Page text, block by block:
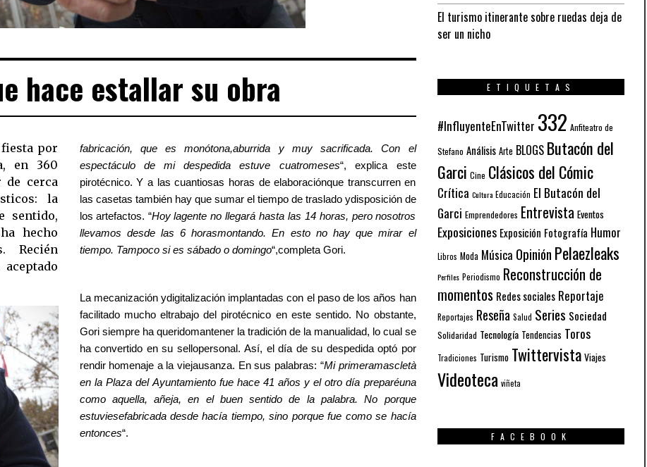
hace estallar su obra
fiesta por
en 360
de cerca
la
sentido,
hecho
Recién
fabricación, que es monótona,aburrida y muy sacrificada. Con el
espectáculo de mi despedida estuve cuatromeses“, explica este
pirotécnico. Y a las cuantiosas horas de elaboraciónque transcurren en
las casetas también hay que sumar el tiempo de traslado ydisposición de
los artefactos. “Hoy lagente no llegará hasta las 14 horas, pero nosotros
llevamos desde las 6 horasmontando. En esto no hay que mirar el
tiempo. Tampoco si es sábado o domingo“,completa Gori.
La mecanización ydigitalización implantadas con el paso de los años han
facilitado mucho eltrabajo del pirotécnico en este sentido. No obstante,
Gori siempre ha queridomantener la tradición de la manualidad, lo cual se
ha convertido en su sellopersonal. Así, el día de su despedida optó por
rendir homenaje a la viejausanza. En sus palabras: “Mi primeramascletà
en la Plaza del Ayuntamiento fue hace 41 años y el otro día preparéuna
como aquella, añeja, en el buen sentido de la palabra. No porque
estuviesefabricada desde hacía tiempo, sino porque fue como se hacía
entonces“.
El turismo itinerante sobre ruedas deja de
ser un nicho
ETIQUETAS
#InfluyenteEnTwitter 332 Anfiteatro de
Stefano Análisis Arte BLOGS Butacón del
Garci Cine Clásicos del Cómic
Crítica Cultura Educación El Butacón del
Garci Emprendedores Entrevista Eventos
Exposiciones Exposición Fotografía Humor
Libros Moda Música Opinión Pelaezleaks
Perfiles Periodismo Reconstrucción de
momentos Redes sociales Reportaje
Reportajes Reseña Salud Series Sociedad
Solidaridad Tecnología Tendencias Toros
Tradiciones Turismo Twittervista Viajes
Videoteca viñeta
FACEBOOK